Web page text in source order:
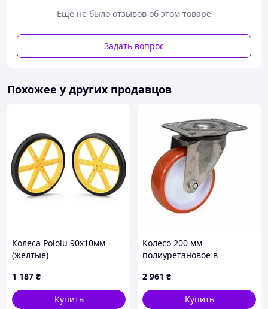
Еще не было отзывов об этом товаре
Задать вопрос
Похожее у других продавцов
Колеса Pololu 90x10мм
(желтые)
1 187 ₴
Купить
Колесо 200 мм
полиуретановое в
кронштейне из
нержавеющей стали с
площадкой
2 961 ₴
Купить